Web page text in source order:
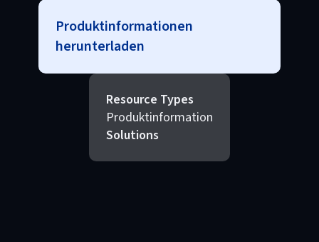
Produktinformationen
herunterladen
Resource Types
Produktinformation
Solutions